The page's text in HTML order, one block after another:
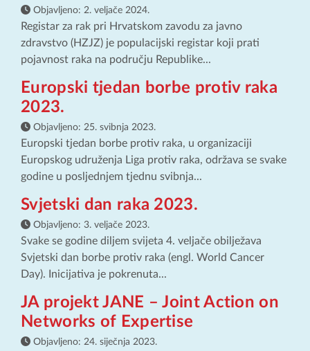
Objavljeno: 2. veljače 2024.
Registar za rak pri Hrvatskom zavodu za javno
zdravstvo (HZJZ) je populacijski registar koji prati
pojavnost raka na području Republike...
Europski tjedan borbe protiv raka
2023.
Objavljeno: 25. svibnja 2023.
Europski tjedan borbe protiv raka, u organizaciji
Europskog udruženja Liga protiv raka, održava se svake
godine u posljednjem tjednu svibnja...
Svjetski dan raka 2023.
Objavljeno: 3. veljače 2023.
Svake se godine diljem svijeta 4. veljače obilježava
Svjetski dan borbe protiv raka (engl. World Cancer
Day). Inicijativa je pokrenuta...
JA projekt JANE – Joint Action on
Networks of Expertise
Objavljeno: 24. siječnja 2023.